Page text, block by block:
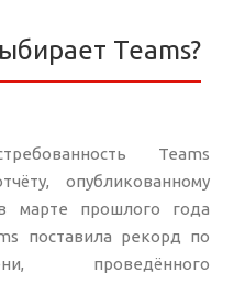
Teams?
Teams
опубликованному
марте прошлого года
поставила рекорд по
проведённого